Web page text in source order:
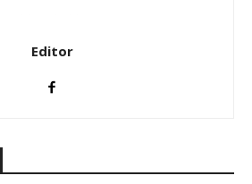
Editor